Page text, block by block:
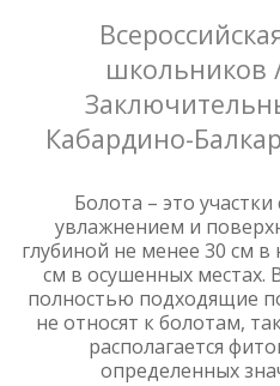
школьников
Кабардино-
Болота – это
увлажнением и
глубиной не менее 30 см
см в осушенных местах.
полностью подходящие
не относят к болотам,
располагается
определенных